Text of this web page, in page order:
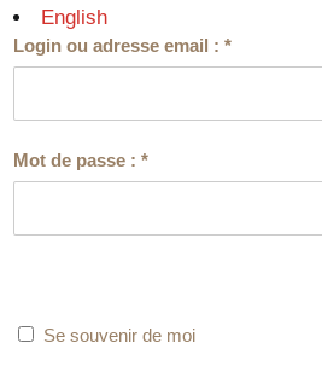
English
Login ou adresse email :*
Mot de passe :*
Se souvenir de moi